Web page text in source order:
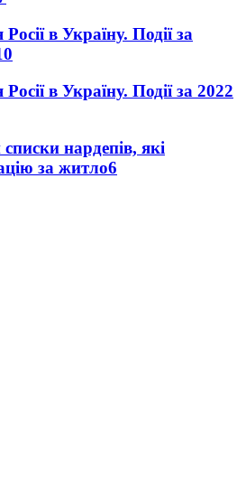
в Україну. Події за
в Україну. Події за 2022
нардепів, які
за житло6